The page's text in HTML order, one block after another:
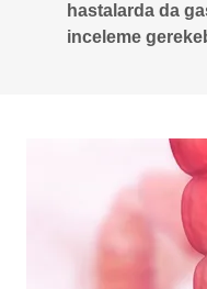
hastalarda da
inceleme